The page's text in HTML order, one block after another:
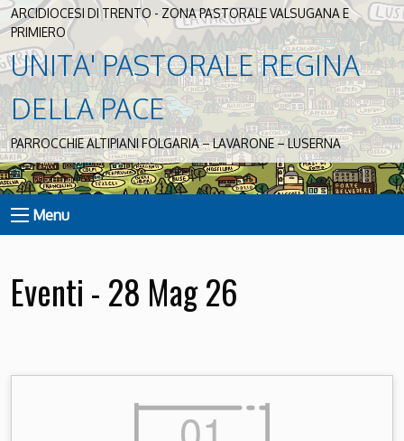
ARCIDIOCESI DI TRENTO - ZONA PASTORALE VALSUGANA E
PRIMIERO
UNITA' PASTORALE REGINA
DELLA PACE
PARROCCHIE ALTIPIANI FOLGARIA – LAVARONE – LUSERNA
Menu
Eventi - 28 Mag 26